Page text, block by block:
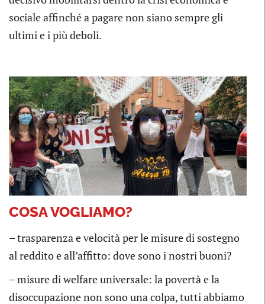
sociale affinché a pagare non siano sempre gli
ultimi e i più deboli.
COSA VOGLIAMO?
– trasparenza e velocità per le misure di sostegno
al reddito e all’affitto: dove sono i nostri buoni?
– misure di welfare universale: la povertà e la
disoccupazione non sono una colpa, tutti abbiamo